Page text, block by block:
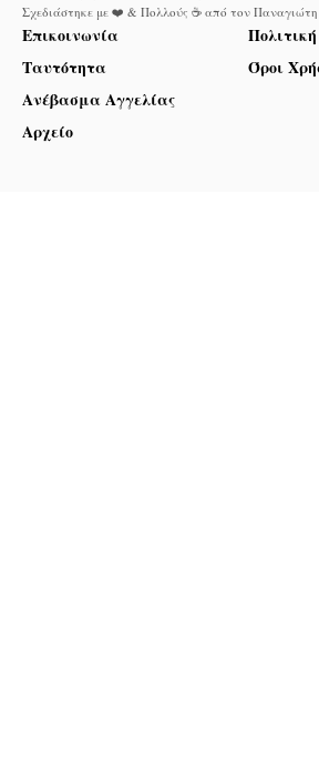
Σχεδιάστηκε με ❤️ & Πολλούς ☕ από τον
Επικοινωνία
Ταυτότητα
Ανέβασμα Αγγελίας
Αρχείο
Όροι